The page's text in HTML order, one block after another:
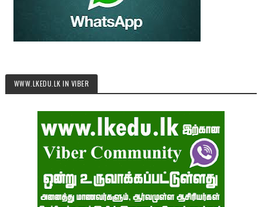
WWW.LKEDU.LK IN VIBER